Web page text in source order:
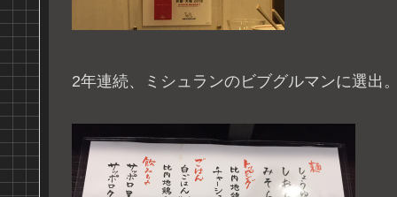
2年連続、ミシュランのビブグルマンに選出